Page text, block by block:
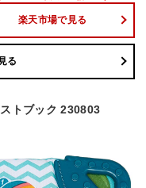
楽天市場で見る
る
トブック 230803